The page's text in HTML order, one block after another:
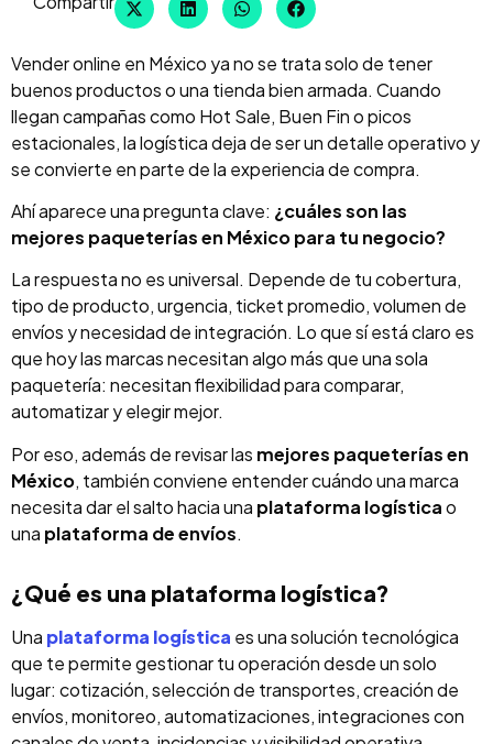
Vender online en México ya no se trata solo de tener
buenos productos o una tienda bien armada. Cuando
llegan campañas como Hot Sale, Buen Fin o picos
estacionales, la logística deja de ser un detalle operativo y
se convierte en parte de la experiencia de compra.
Ahí aparece una pregunta clave: ¿cuáles son las
mejores paqueterías en México para tu negocio?
La respuesta no es universal. Depende de tu cobertura,
tipo de producto, urgencia, ticket promedio, volumen de
envíos y necesidad de integración. Lo que sí está claro es
que hoy las marcas necesitan algo más que una sola
paquetería: necesitan flexibilidad para comparar,
automatizar y elegir mejor.
Por eso, además de revisar las mejores paqueterías en
México, también conviene entender cuándo una marca
necesita dar el salto hacia una plataforma logísticao
una plataforma de envíos.
¿Qué es una plataforma logística?
Una plataforma logística es una solución tecnológica
que te permite gestionar tu operación desde un solo
lugar: cotización, selección de transportes, creación de
envíos, monitoreo, automatizaciones, integraciones con